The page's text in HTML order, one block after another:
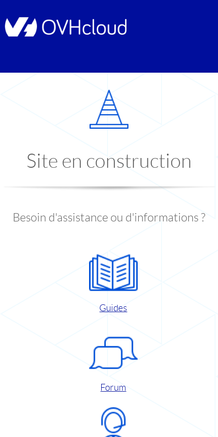
Site en construction
Besoin d'assistance ou d'informations ?
Guides
Forum